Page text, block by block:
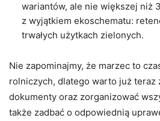
wariantów, ale nie większej niż
z wyjątkiem ekoschematu:
trwałych użytkach zielonych.
Nie zapominajmy, że marzec to
rolniczych, dlatego warto już teraz
dokumenty oraz zorganizować
także zadbać o odpowiednią